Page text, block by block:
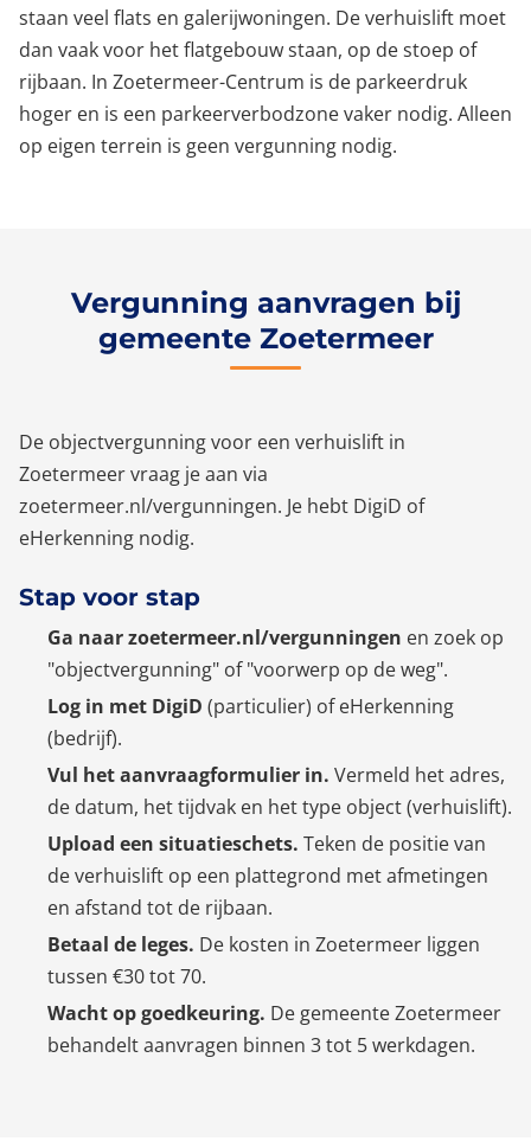
staan veel flats en galerijwoningen. De verhuislift moet
dan vaak voor het flatgebouw staan, op de stoep of
rijbaan. In Zoetermeer-Centrum is de parkeerdruk
hoger en is een parkeerverbodzone vaker nodig. Alleen
op eigen terrein is geen vergunning nodig.
Vergunning aanvragen bij
gemeente Zoetermeer
De objectvergunning voor een verhuislift in
Zoetermeer vraag je aan via
zoetermeer.nl/vergunningen. Je hebt DigiD of
eHerkenning nodig.
Stap voor stap
Ga naar zoetermeer.nl/vergunningen en zoek op
"objectvergunning" of "voorwerp op de weg".
Log in met DigiD (particulier) of eHerkenning
(bedrijf).
Vul het aanvraagformulier in. Vermeld het adres,
de datum, het tijdvak en het type object (verhuislift).
Upload een situatieschets. Teken de positie van
de verhuislift op een plattegrond met afmetingen
en afstand tot de rijbaan.
Betaal de leges. De kosten in Zoetermeer liggen
tussen €30 tot 70.
Wacht op goedkeuring. De gemeente Zoetermeer
behandelt aanvragen binnen 3 tot 5 werkdagen.